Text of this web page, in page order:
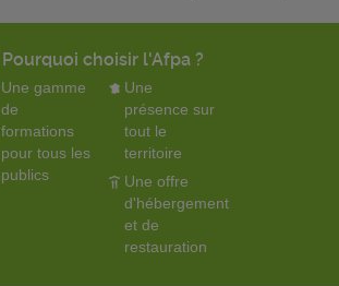
Pourquoi choisir l'Afpa ?
Une gamme
de
formations
pour tous les
publics
Une
présence sur
tout le
territoire
Une offre
d'hébergement
et de
restauration